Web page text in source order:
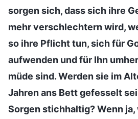
sorgen sich, dass sich ihre
mehr verschlechtern wird,
so ihre Pflicht tun, sich für
aufwenden und für Ihn
müde sind. Werden sie im
Jahren ans Bett gefesselt
Sorgen stichhaltig? Wenn ja,